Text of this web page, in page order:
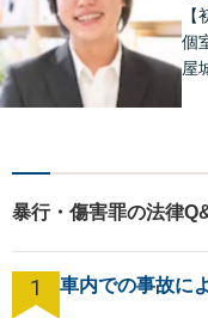
個
屋
を
慮
さ
暴行・傷害罪の法律
1 車内での事故に